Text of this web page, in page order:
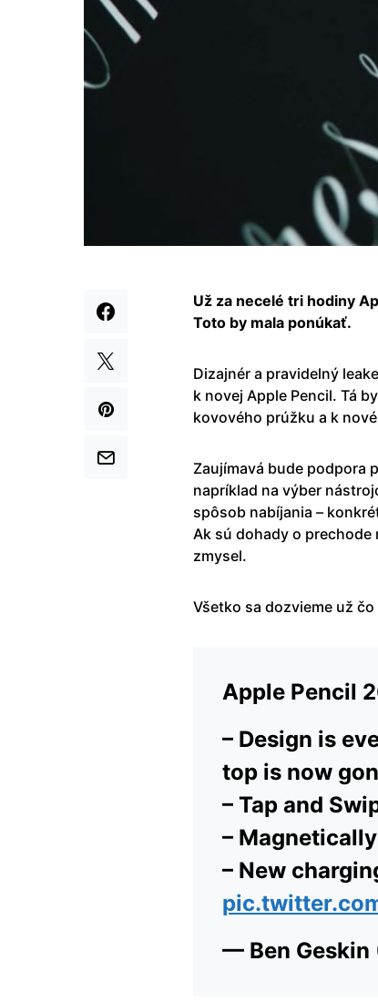
Už za necelé tri hodiny
Toto by mala ponúkať.
Dizajnér a pravidelný
k novej Apple Pencil. Tá
kovového prúžku a k
Zaujímavá bude podpora
napríklad na výber
spôsob nabíjania –
Ak sú dohady o prechode
zmysel.
Všetko sa dozvieme už
Apple Pencil
– Design is
top is now
– Tap and
–
– New
— Ben Geskin